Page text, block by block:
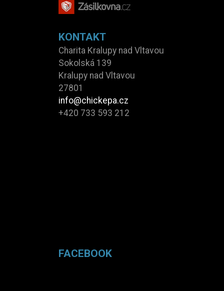
KONTAKT
Charita Kralupy nad Vltavou
Sokolská 139
Kralupy nad Vltavou
27801
info@chickepa.cz
+420 733 593 212
FACEBOOK